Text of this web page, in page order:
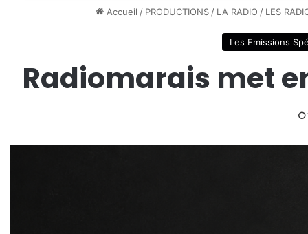
Accueil / PRODUCTIONS/ LA RADIO / LES
Les Emissions
Radiomarais met